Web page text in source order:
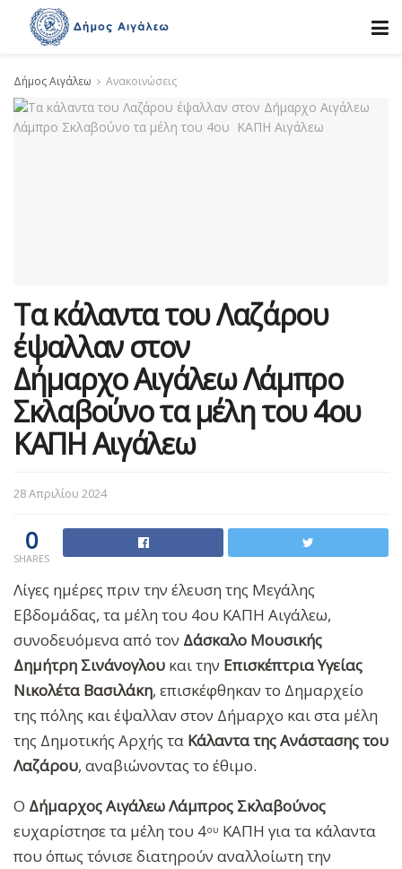
Δήμος Αιγάλεω Ανακοινώσεις
Τα κάλαντα του Λαζάρου
έψαλλαν στον
Δήμαρχο Αιγάλεω Λάμπρο
Σκλαβούνο τα μέλη του 4ου
ΚΑΠΗ Αιγάλεω
28 Απριλίου 2024
0
SHARES
Λίγες ημέρες πριν την έλευση της Μεγάλης
Εβδομάδας, τα μέλη του 4ου ΚΑΠΗ Αιγάλεω,
συνοδευόμενα από τον Δάσκαλο Μουσικής
Δημήτρη Σινάνογλου και την Επισκέπτρια Υγείας
Νικολέτα Βασιλάκη, επισκέφθηκαν το Δημαρχείο
της πόλης και έψαλλαν στον Δήμαρχο και στα μέλη
της Δημοτικής Αρχής τα Κάλαντα της Ανάστασης του
Λαζάρου, αναβιώνοντας το έθιμο.
Ο Δήμαρχος Αιγάλεω Λάμπρος Σκλαβούνος
ευχαρίστησε τα μέλη του 4ου ΚΑΠΗ για τα κάλαντα
που όπως τόνισε διατηρούν αναλλοίωτη την